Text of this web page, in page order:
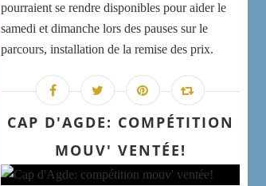
pourraient se rendre disponibles pour aider le
samedi et dimanche lors des pauses sur le
parcours, installation de la remise des prix.
CAP D'AGDE: COMPÉTITION
MOUV' VENTÉE!